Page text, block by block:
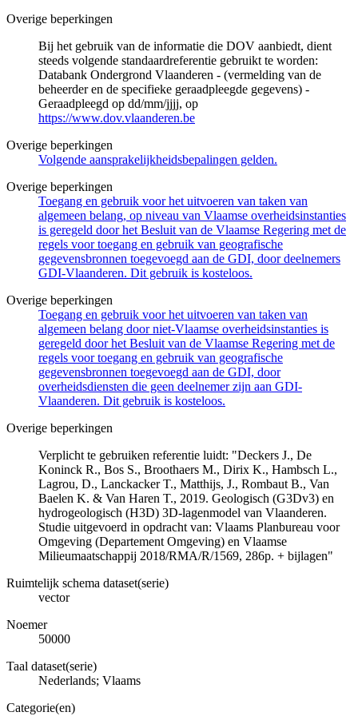
Overige beperkingen
Bij het gebruik van de informatie die DOV aanbiedt, dient
steeds volgende standaardreferentie gebruikt te worden:
Databank Ondergrond Vlaanderen - (vermelding van de
beheerder en de specifieke geraadpleegde gegevens) -
Geraadpleegd op dd/mm/jjjj, op
https://www.dov.vlaanderen.be
Overige beperkingen
Volgende aansprakelijkheidsbepalingen gelden.
Overige beperkingen
Toegang en gebruik voor het uitvoeren van taken van
algemeen belang, op niveau van Vlaamse overheidsinstanties
is geregeld door het Besluit van de Vlaamse Regering met de
regels voor toegang en gebruik van geografische
gegevensbronnen toegevoegd aan de GDI, door deelnemers
GDI-Vlaanderen. Dit gebruik is kosteloos.
Overige beperkingen
Toegang en gebruik voor het uitvoeren van taken van
algemeen belang door niet-Vlaamse overheidsinstanties is
geregeld door het Besluit van de Vlaamse Regering met de
regels voor toegang en gebruik van geografische
gegevensbronnen toegevoegd aan de GDI, door
overheidsdiensten die geen deelnemer zijn aan GDI-
Vlaanderen. Dit gebruik is kosteloos.
Overige beperkingen
Verplicht te gebruiken referentie luidt: "Deckers J., De
Koninck R., Bos S., Broothaers M., Dirix K., Hambsch L.,
Lagrou, D., Lanckacker T., Matthijs, J., Rombaut B., Van
Baelen K. & Van Haren T., 2019. Geologisch (G3Dv3) en
hydrogeologisch (H3D) 3D-lagenmodel van Vlaanderen.
Studie uitgevoerd in opdracht van: Vlaams Planbureau voor
Omgeving (Departement Omgeving) en Vlaamse
Milieumaatschappij 2018/RMA/R/1569, 286p. + bijlagen"
Ruimtelijk schema dataset(serie)
vector
Noemer
50000
Taal dataset(serie)
Nederlands; Vlaams
Categorie(en)